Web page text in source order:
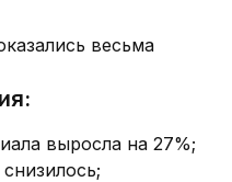
весьма
выросла на 27%;